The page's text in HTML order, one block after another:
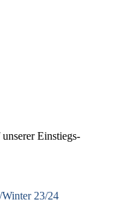
Einstiegs-
23/24